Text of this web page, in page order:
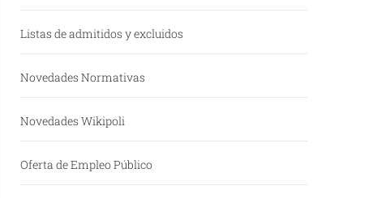
Listas de admitidos y excluidos
Novedades Normativas
Novedades Wikipoli
Oferta de Empleo Público